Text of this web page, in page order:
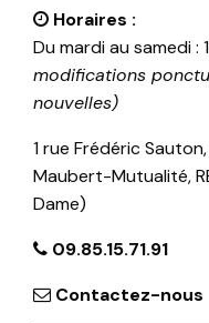
Horaires :
Du mardi au samedi :
modifications
nouvelles)
1 rue Frédéric
Maubert-Mutualité,
Dame)
09.85.15.71.91
Contactez-nous